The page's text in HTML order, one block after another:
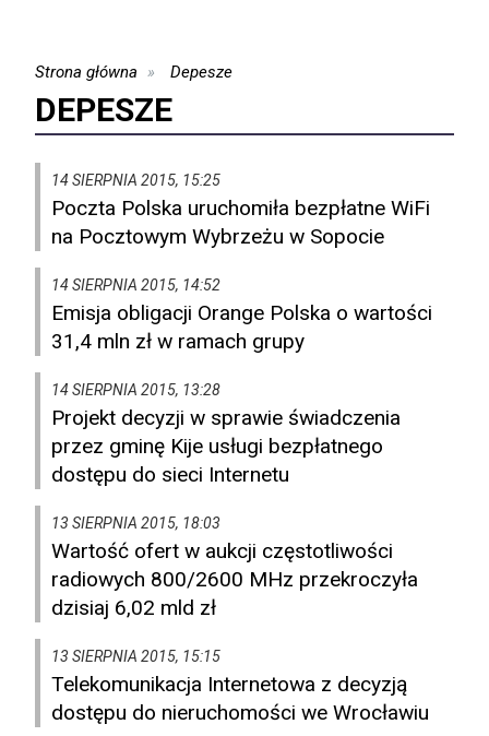
Strona główna Depesze
DEPESZE
14 SIERPNIA 2015, 15:25
Poczta Polska uruchomiła bezpłatne WiFi
na Pocztowym Wybrzeżu w Sopocie
14 SIERPNIA 2015, 14:52
Emisja obligacji Orange Polska o wartości
31,4 mln zł w ramach grupy
14 SIERPNIA 2015, 13:28
Projekt decyzji w sprawie świadczenia
przez gminę Kije usługi bezpłatnego
dostępu do sieci Internetu
13 SIERPNIA 2015, 18:03
Wartość ofert w aukcji częstotliwości
radiowych 800/2600 MHz przekroczyła
dzisiaj 6,02 mld zł
13 SIERPNIA 2015, 15:15
Telekomunikacja Internetowa z decyzją
dostępu do nieruchomości we Wrocławiu